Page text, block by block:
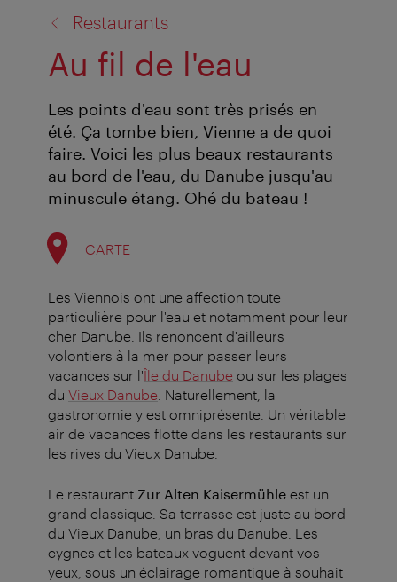
Restaurants
Au fil de l'eau
Les points d'eau sont très prisés en
été. Ça tombe bien, Vienne a de quoi
faire. Voici les plus beaux restaurants
au bord de l'eau, du Danube jusqu'au
minuscule étang. Ohé du bateau !
CARTE
Les Viennois ont une affection toute
particulière pour l'eau et notamment pour leur
cher Danube. Ils renoncent d'ailleurs
volontiers à la mer pour passer leurs
vacances sur l'Île du Danube ou sur les plages
du Vieux Danube . Naturellement, la
gastronomie y est omniprésente. Un véritable
air de vacances flotte dans les restaurants sur
les rives du Vieux Danube.
Le restaurant Zur Alten Kaisermühle est un
grand classique. Sa terrasse est juste au bord
du Vieux Danube, un bras du Danube. Les
cygnes et les bateaux voguent devant vos
yeux, sous un éclairage romantique à souhait